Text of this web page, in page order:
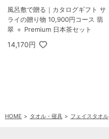
風呂敷で贈る｜カタログギフト サ
ライの贈り物 10,900円コース 翡
翠 ＋ Premium 日本茶セット
14,170円
HOME タオル・寝具 フェイスタオル